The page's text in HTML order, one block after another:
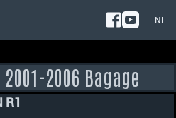
NL
2006 Bagage
R1